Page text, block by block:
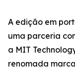
A edição em
uma parceria
a MIT
renomada